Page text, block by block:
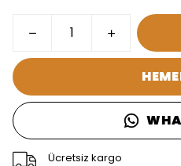
Ücretsiz kargo